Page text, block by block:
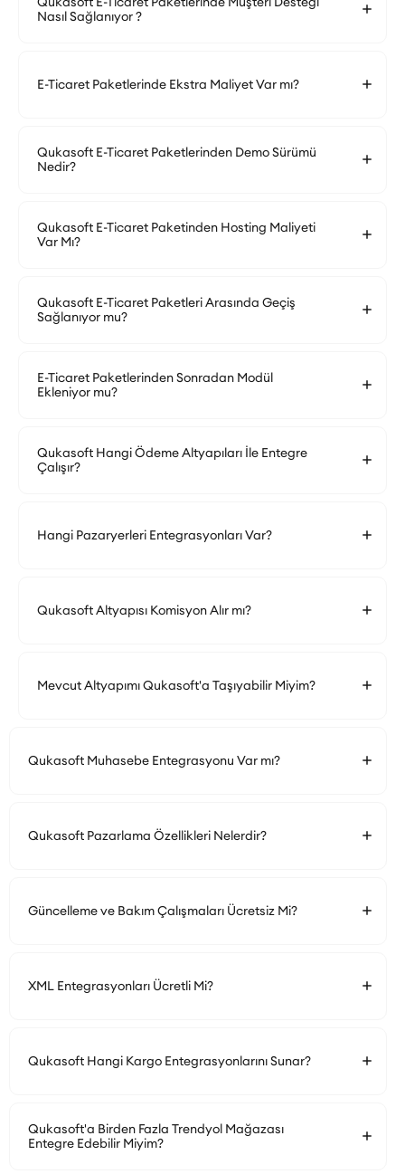
Nasıl Sağlanıyor ?
E-Ticaret Paketlerinde Ekstra Maliyet Var mı?
Qukasoft E-Ticaret Paketlerinden Demo Sürümü
Nedir?
Qukasoft E-Ticaret Paketinden Hosting Maliyeti
Var Mı?
Qukasoft E-Ticaret Paketleri Arasında Geçiş
Sağlanıyor mu?
E-Ticaret Paketlerinden Sonradan Modül
Ekleniyor mu?
Qukasoft Hangi Ödeme Altyapıları İle Entegre
Çalışır?
Hangi Pazaryerleri Entegrasyonları Var?
Qukasoft Altyapısı Komisyon Alır mı?
Mevcut Altyapımı Qukasoft'a Taşıyabilir Miyim?
Qukasoft Muhasebe Entegrasyonu Var mı?
Qukasoft Pazarlama Özellikleri Nelerdir?
Güncelleme ve Bakım Çalışmaları Ücretsiz Mi?
XML Entegrasyonları Ücretli Mi?
Qukasoft Hangi Kargo Entegrasyonlarını Sunar?
Qukasoft'a Birden Fazla Trendyol Mağazası
Entegre Edebilir Miyim?